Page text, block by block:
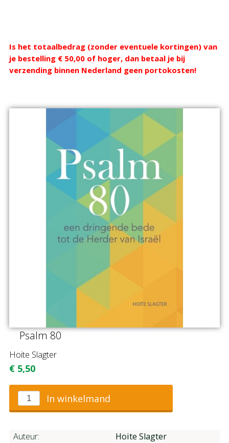
Webshop
Is het totaalbedrag (zonder eventuele kortingen) van
je bestelling € 50,00 of hoger, dan betaal je bij
verzending binnen Nederland geen portokosten!
Psalm 80
Hoite Slagter
€ 5,50
In winkelmand
Auteur:
Hoite Slagter